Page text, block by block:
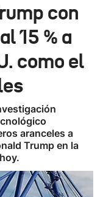
con
15 % a
como el
aranceles a
Trump en la